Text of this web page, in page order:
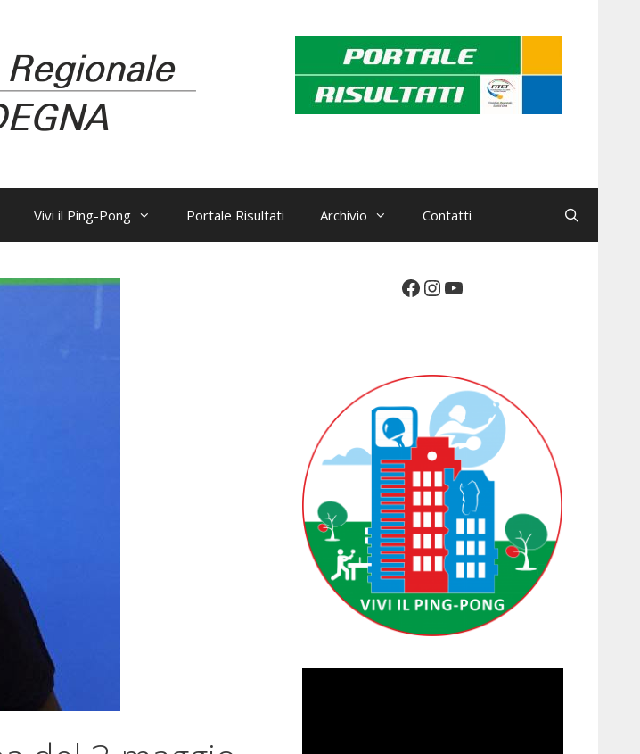
Vivi il Ping-Pong Portale Risultati Archivio Contatti
Facebook
Instagram
YouTube